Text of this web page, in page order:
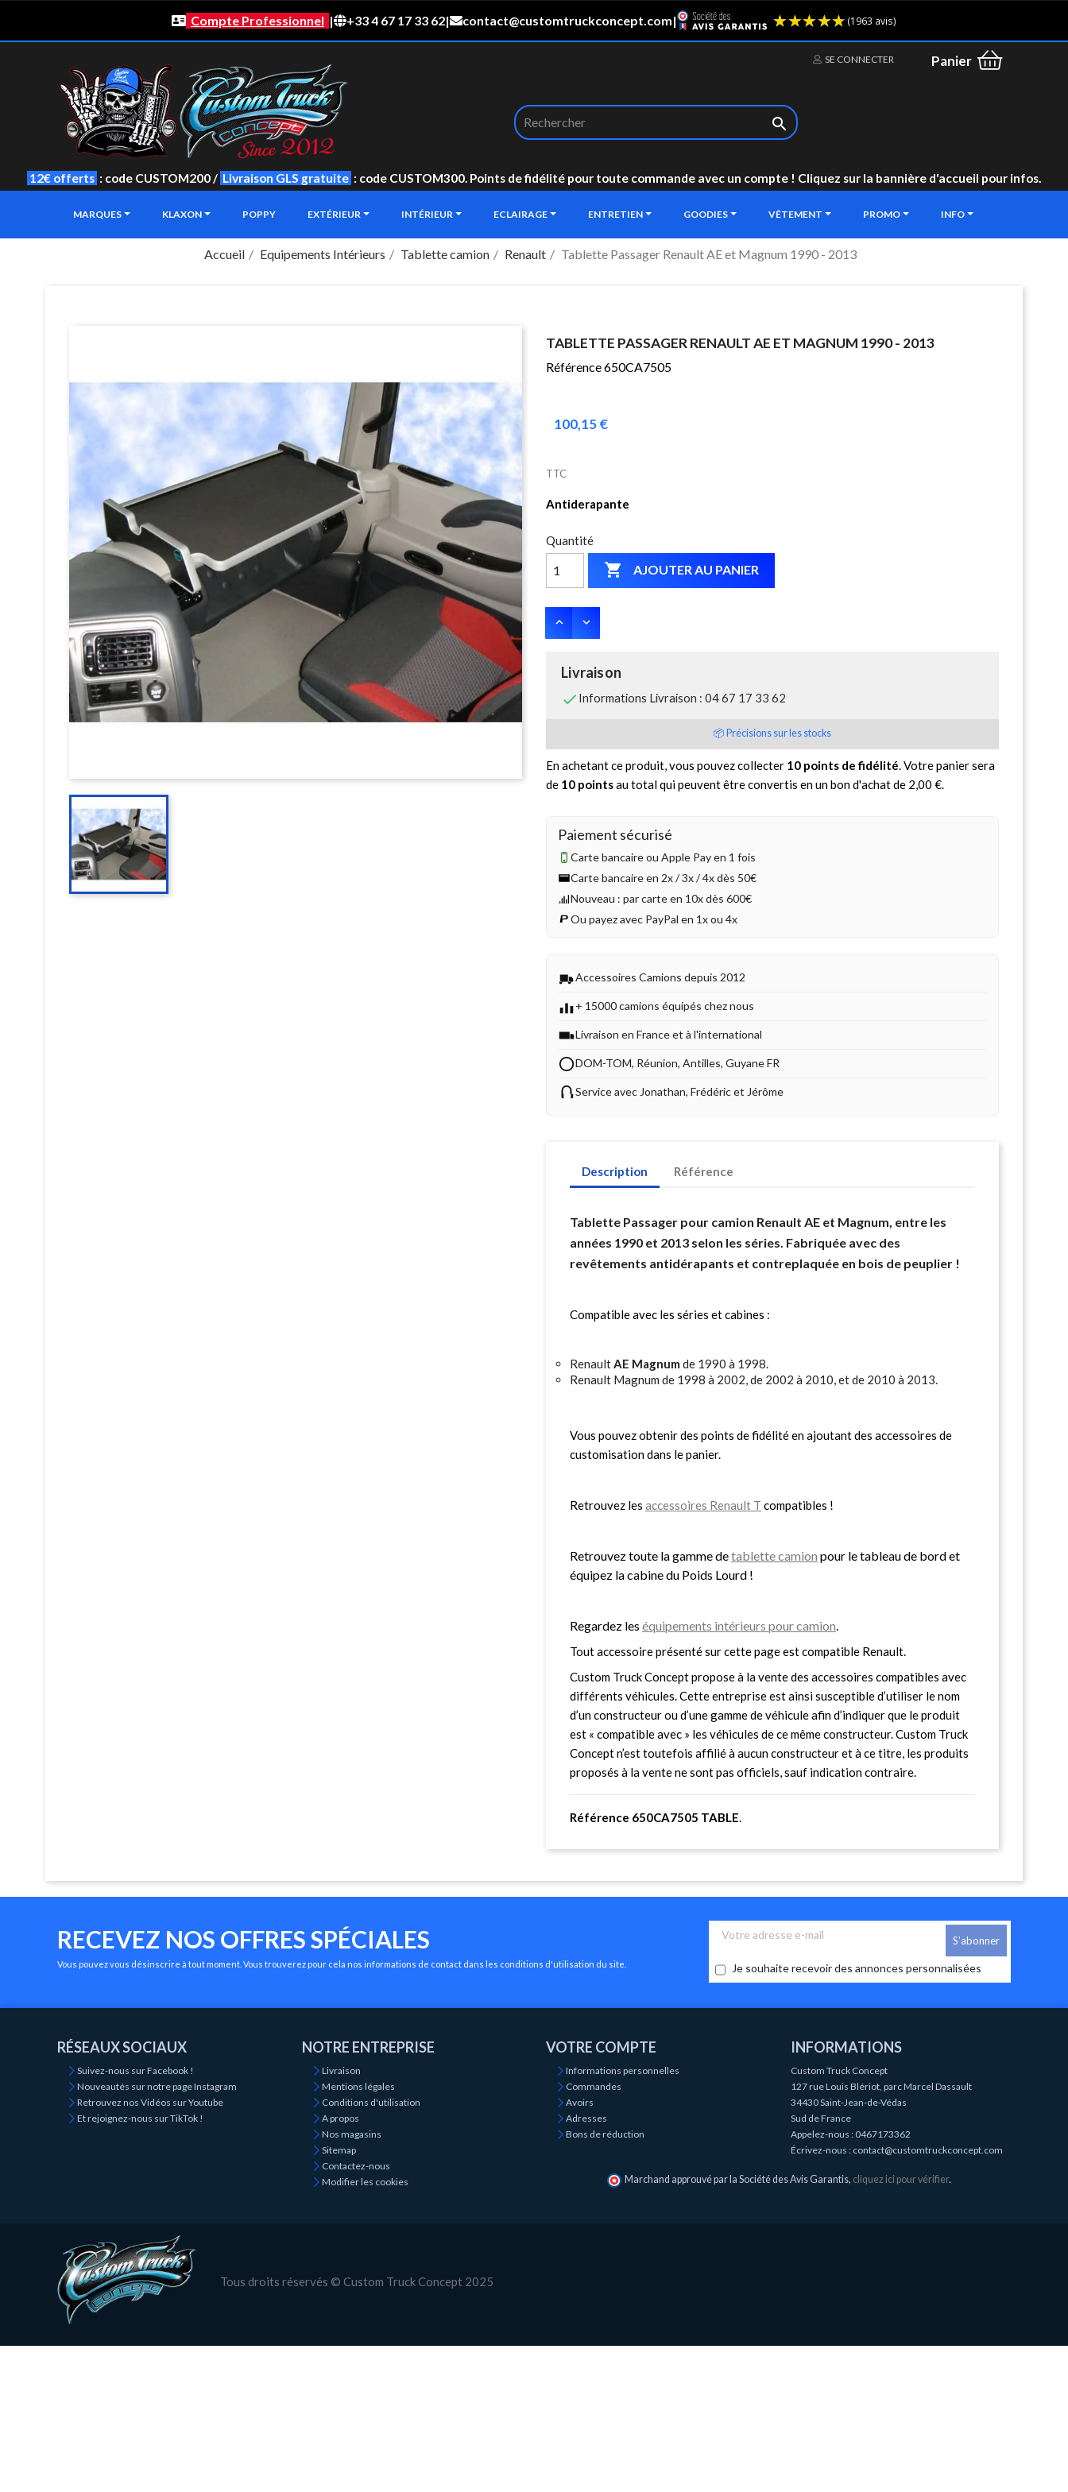
Compte Professionnel | +33 4 67 17 33 62| contact@customtruckconcept.com|
SE CONNECTER Panier

12€ offerts : code CUSTOM200 / Livraison GLS gratuite : code CUSTOM300. Points de fidélité pour toute commande avec un compte ! Cliquez sur la bannière d'accueil pour infos.
MARQUES KLAXON POPPY EXTÉRIEUR INTÉRIEUR ECLAIRAGE ENTRETIEN GOODIES VÊTEMENT PROMO INFO
Accueil Equipements Intérieurs Tablette camion Renault Tablette Passager Renault AE et Magnum 1990 - 2013
TABLETTE PASSAGER RENAULT AE ET MAGNUM 1990 - 2013
Référence 650CA7505
100,15 €
TTC
Antiderapante
Quantité
 AJOUTER AU PANIER
Livraison
 Informations Livraison : 04 67 17 33 62
📦 Précisions sur les stocks
En achetant ce produit, vous pouvez collecter 10 points de fidélité . Votre panier sera
de 10 pointsau total qui peuvent être convertis en un bon d'achat de 2,00 €
Paiement sécurisé
Carte bancaire ou Apple Pay en 1 fois
Carte bancaire en 2x / 3x / 4x dès 50€
Nouveau : par carte en 10x dès 600€
Ou payez avec PayPal en 1x ou 4x
Accessoires Camions depuis 2012
+ 15000 camions équipés chez nous
Livraison en France et à l'international
DOM-TOM, Réunion, Antilles, Guyane FR
Service avec Jonathan, Frédéric et Jérôme
Description Référence
Tablette Passager pour camion Renault AE et Magnum, entre les
années 1990 et 2013 selon les séries. Fabriquée avec des
revêtements antidérapants et contreplaquée en bois de peuplier !
Compatible avec les séries et cabines :
RenaultAE Magnum de 1990 à 1998.
Renault Magnum de 1998 à 2002, de 2002 à 2010, et de 2010 à 2013.
Vous pouvez obtenir des points de fidélité en ajoutant des accessoires de
customisation dans le panier.
Retrouvez les accessoires Renault T compatibles !
Retrouvez toute la gamme detablette camion pour le tableau de bord et
équipez la cabine du Poids Lourd !
Regardez les équipements intérieurs pour camion.
Tout accessoire présenté sur cette page est compatible Renault.
Custom Truck Concept propose à la vente des accessoires compatibles avec
différents véhicules. Cette entreprise est ainsi susceptible d’utiliser le nom
d’un constructeur ou d’une gamme de véhicule afin d’indiquer que le produit
est « compatible avec » les véhicules de ce même constructeur. Custom Truck
Concept n’est toutefois affilié à aucun constructeur et à ce titre, les produits
proposés à la vente ne sont pas officiels, sauf indication contraire.
Référence 650CA7505 TABLE.
RECEVEZ NOS OFFRES SPÉCIALES
Vous pouvez vous désinscrire à tout moment. Vous trouverez pour cela nos informations de contact dans les conditions d'utilisation du site. Je souhaite recevoir des annonces personnalisées
RÉSEAUX SOCIAUX
Suivez-nous sur Facebook !
Nouveautés sur notre page Instagram
Retrouvez nos Vidéos sur Youtube
Et rejoignez-nous sur TikTok !
NOTRE ENTREPRISE
Livraison
Mentions légales
Conditions d'utilisation
A propos
Nos magasins
Sitemap
Contactez-nous
Modifier les cookies
VOTRE COMPTE
Informations personnelles
Commandes
Avoirs
Adresses
Bons de réduction
INFORMATIONS
Custom Truck Concept
127 rue Louis Blériot, parc Marcel Dassault
34430 Saint-Jean-de-Védas
Sud de France
Appelez-nous : 0467173362
Écrivez-nous : contact@customtruckconcept.com
Marchand approuvé par la Société des Avis Garantis, cliquez ici pour vérifier.
Tous droits réservés © Custom Truck Concept 2025